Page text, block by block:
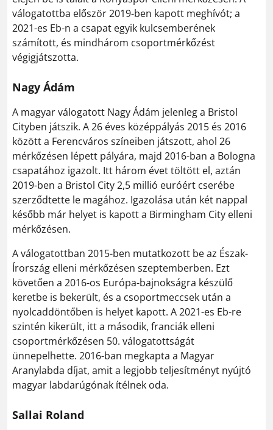
válogatottba először 2019-ben kapott meghívót; a
2021-es Eb-n a csapat egyik kulcsemberének
számított, és mindhárom csoportmérkőzést
végigjátszotta.
Nagy Ádám
A magyar válogatott Nagy Ádám jelenleg a Bristol
Cityben játszik. A 26 éves középpályás 2015 és 2016
között a Ferencváros színeiben játszott, ahol 26
mérkőzésen lépett pályára, majd 2016-ban a Bologna
csapatához igazolt. Itt három évet töltött el, aztán
2019-ben a Bristol City 2,5 millió euróért cserébe
szerződtette le magához. Igazolása után két nappal
később már helyet is kapott a Birmingham City elleni
mérkőzésen.
A válogatottban 2015-ben mutatkozott be az Észak-
Írország elleni mérkőzésen szeptemberben. Ezt
követően a 2016-os Európa-bajnokságra készülő
keretbe is bekerült, és a csoportmeccsek után a
nyolcaddöntőben is helyet kapott. A 2021-es Eb-re
szintén kikerült, itt a második, franciák elleni
csoportmérkőzésen 50. válogatottságát
ünnepelhette. 2016-ban megkapta a Magyar
Aranylabda díjat, amit a legjobb teljesítményt nyújtó
magyar labdarúgónak ítélnek oda.
Sallai Roland